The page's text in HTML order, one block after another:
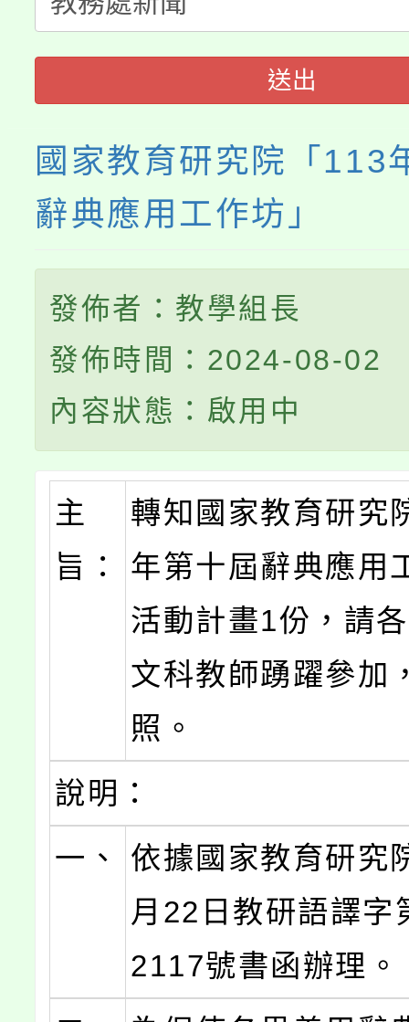
程
送出
國家教育研究院「113
辭典應用工作坊」
發佈者：教學組長
發佈時間：2024-08-02
內容狀態：啟用中
主
旨：
轉知國家教育研究
年第十屆辭典應用
活動計畫1份，請
文科教師踴躍參加
照。
說明：
一、
依據國家教育研究
月22日教研語譯字
2117號書函辦理。